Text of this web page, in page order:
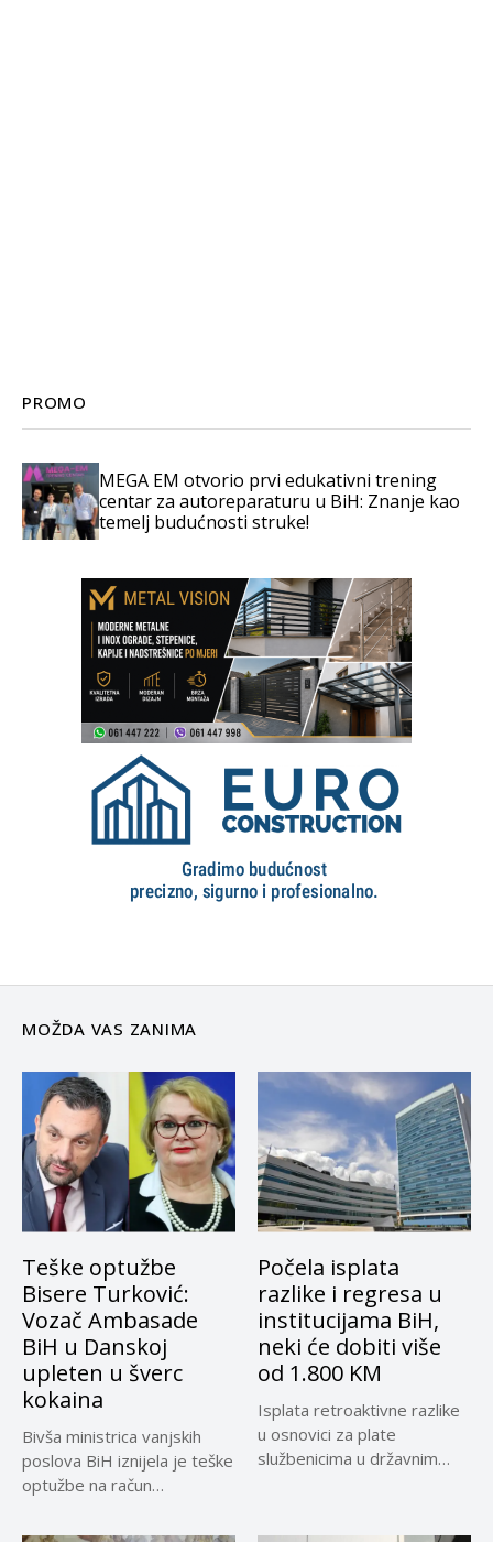
PROMO
MEGA EM otvorio prvi edukativni trening
centar za autoreparaturu u BiH: Znanje kao
temelj budućnosti struke!
MOŽDA VAS ZANIMA
Teške optužbe
Bisere Turković:
Vozač Ambasade
BiH u Danskoj
upleten u šverc
kokaina
Bivša ministrica vanjskih
poslova BiH iznijela je teške
optužbe na račun
Počela isplata
razlike i regresa u
institucijama BiH,
neki će dobiti više
od 1.800 KM
Isplata retroaktivne razlike
u osnovici za plate
službenicima u državnim